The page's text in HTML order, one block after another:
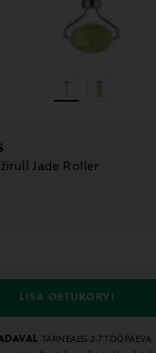
Jade Roller
LISA OSTUKORVI
TARNEAEG 2-7 TÖÖPÄEVA